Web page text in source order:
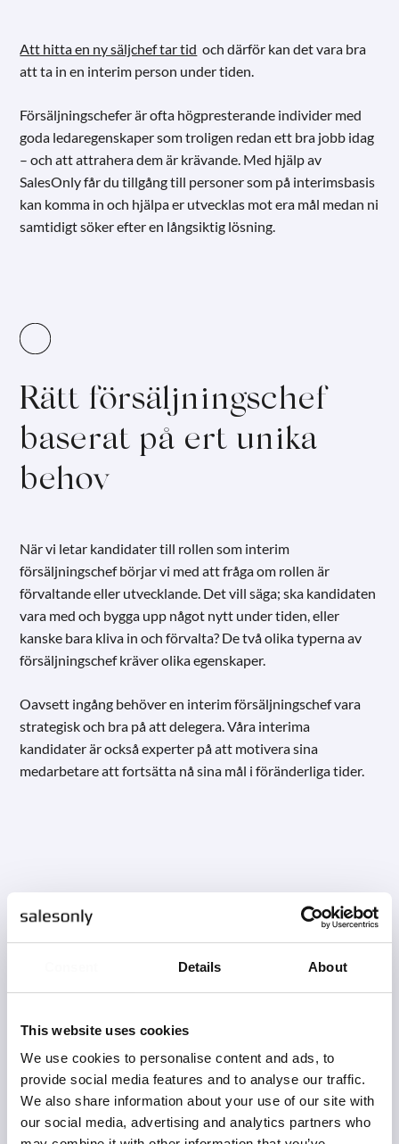
Details About
This website uses cookies
We use cookies to personalise content and ads, to
provide social media features and to analyse our traffic.
We also share information about your use of our site with
our social media, advertising and analytics partners who
Att hitta en ny säljchef tar tid och därför kan det vara bra
att ta in en interim person under tiden.
Försäljningschefer är ofta högpresterande individer med
goda ledaregenskaper som troligen redan ett bra jobb idag
– och att attrahera dem är krävande. Med hjälp av
SalesOnly får du tillgång till personer som på interimsbasis
kan komma in och hjälpa er utvecklas mot era mål medan ni
samtidigt söker efter en långsiktig lösning.
Rätt försäljningschef
baserat på ert unika
behov
När vi letar kandidater till rollen som interim
försäljningschef börjar vi med att fråga om rollen är
förvaltande eller utvecklande. Det vill säga; ska kandidaten
vara med och bygga upp något nytt under tiden, eller
kanske bara kliva in och förvalta? De två olika typerna av
försäljningschef kräver olika egenskaper.
Oavsett ingång behöver en interim försäljningschef vara
strategisk och bra på att delegera. Våra interima
kandidater är också experter på att motivera sina
medarbetare att fortsätta nå sina mål i föränderliga tider.
Fördelar med att ta in
en interim
försäljningschef
Att hyra en tillfällig säljchef under en kortare eller längre